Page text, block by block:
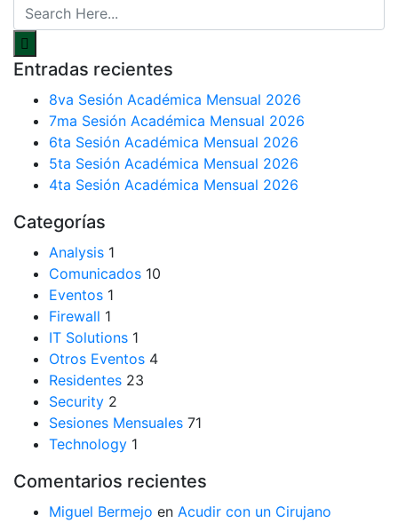
Entradas recientes
8va Sesión Académica Mensual 2026
7ma Sesión Académica Mensual 2026
6ta Sesión Académica Mensual 2026
5ta Sesión Académica Mensual 2026
4ta Sesión Académica Mensual 2026
Categorías
Analysis 1
Comunicados 10
Eventos 1
Firewall 1
IT Solutions 1
Otros Eventos 4
Residentes 23
Security 2
Sesiones Mensuales 71
Technology 1
Comentarios recientes
Miguel Bermejo en Acudir con un Cirujano